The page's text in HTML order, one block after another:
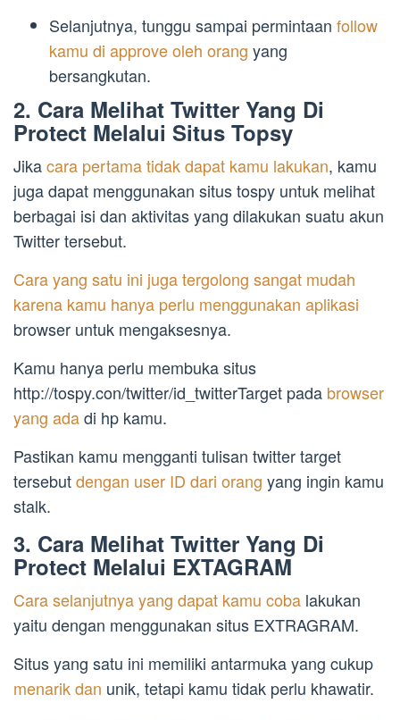
Selanjutnya, tunggu sampai permintaan follow
kamu di approve oleh orang yang
bersangkutan.
2. Cara Melihat Twitter Yang Di
Protect Melalui Situs Topsy
Jikacara pertama tidak dapat kamu lakukan, kamu
juga dapat menggunakan situs tospy untuk melihat
berbagai isi dan aktivitas yang dilakukan suatu akun
Twitter tersebut.
Cara yang satu ini juga tergolong sangat mudah
karena kamu hanya perlu menggunakan aplikasi
browser untuk mengaksesnya.
Kamu hanya perlu membuka situs
http://tospy.con/twitter/id_twitterTarget pada browser
yang adadi hp kamu.
Pastikan kamu mengganti tulisan twitter target
tersebutdengan user ID dari orang yang ingin kamu
stalk.
3. Cara Melihat Twitter Yang Di
Protect Melalui EXTAGRAM
Cara selanjutnya yang dapat kamu coba lakukan
yaitu dengan menggunakan situs EXTRAGRAM.
Situs yang satu ini memiliki antarmuka yang cukup
menarik dan unik, tetapi kamu tidak perlu khawatir.